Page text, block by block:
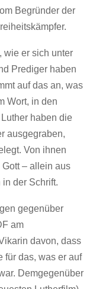
Begründer der
wie er sich unter
Prediger haben
auf das an, was
Wort, in den
haben die
ausgegraben,
Von ihnen
– allein aus
der Schrift.
gegenüber
am
davon, dass
für das, was er auf
Demgegenüber